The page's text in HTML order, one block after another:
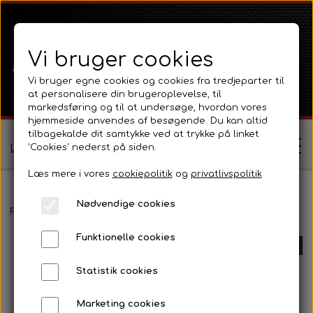
Log ind / Opret profil
Kontakt
Forside Massey Ferguson
Vi bruger cookies
Vi bruger egne cookies og cookies fra tredjeparter til
at personalisere din brugeroplevelse, til
markedsføring og til at undersøge, hvordan vores
hjemmeside anvendes af besøgende. Du kan altid
tilbagekalde dit samtykke ved at trykke på linket
'Cookies' nederst på siden.
Læs mere i vores cookiepolitikog privatlivspolitik
Nødvendige cookies
Funktionelle cookies
Statistik cookies
Marketing cookies